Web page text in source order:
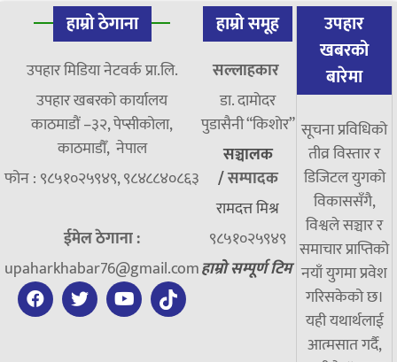
हाम्रो ठेगाना
उपहार मिडिया नेटवर्क प्रा.लि.
उपहार खबरको कार्यालय
काठमाडौं –३२, पेप्सीकोला,
काठमाडौँ, नेपाल
फोन : ९८५१०२५९४९, ९८४८८४०८६३
ईमेल ठेगाना :
upaharkhabar76@gmail.com
हाम्रो समूह
सल्लाहकार
डा. दामाेदर
पुडासैनी “किशाेर”
सञ्चालक
/सम्पादक
रामदत्त मिश्र
९८५१०२५९४९
हाम्रो सम्पूर्ण टिम
उपहार
खबरको
बारेमा
सूचना प्रविधिको
तीव्र विस्तार र
डिजिटल युगको
विकाससँगै,
विश्वले सञ्चार र
समाचार प्राप्तिको
नयाँ युगमा प्रवेश
गरिसकेको छ।
यही यथार्थलाई
आत्मसात गर्दै,